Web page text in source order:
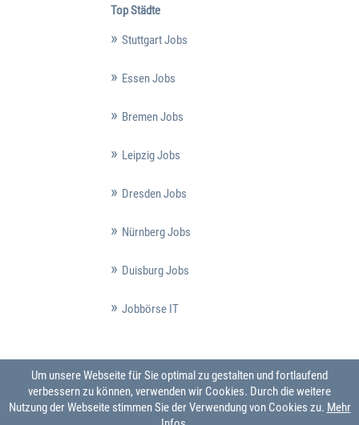
Top Städte
Stuttgart Jobs
Essen Jobs
Bremen Jobs
Leipzig Jobs
Dresden Jobs
Nürnberg Jobs
Duisburg Jobs
Jobbörse IT
Um unsere Webseite für Sie optimal zu gestalten und fortlaufend
verbessern zu können, verwenden wir Cookies. Durch die weitere
Nutzung der Webseite stimmen Sie der Verwendung von Cookies zu. Mehr